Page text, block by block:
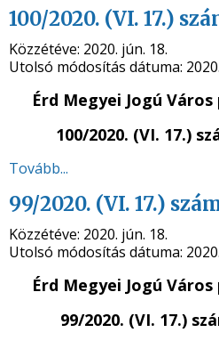
100/2020. (VI. 17.)
Közzétéve: 2020. jún. 18.
Utolsó módosítás dátuma:
Érd Megyei Jogú
100/2020. (VI. 17.)
Tovább...
99/2020. (VI. 17.)
Közzétéve: 2020. jún. 18.
Utolsó módosítás dátuma:
Érd Megyei Jogú
99/2020. (VI. 17.)